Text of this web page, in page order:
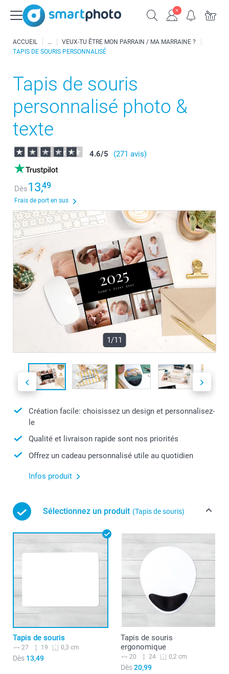
ACCUEIL
VEUX-TU ÊTRE MON PARRAIN / MA MARRAINE ?
TAPIS DE SOURIS PERSONNALISÉ
Tapis de souris
personnalisé photo &
texte
4.6/5 (271 avis)
Dès13,49
Frais de port en sus
1/11
Création facile: choisissez un design et personnalisez-
le
Qualité et livraison rapide sont nos priorités
Offrez un cadeau personnalisé utile au quotidien
Infos produit
Sélectionnez un produit (Tapis de souris)
Tapis de souris
27 19 0,3 cm
Dès 13,49
Tapis de souris
ergonomique
20 24 0,2 cm
Dès20,99